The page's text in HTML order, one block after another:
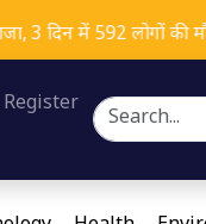
लोगों की मौत से मचा
Register